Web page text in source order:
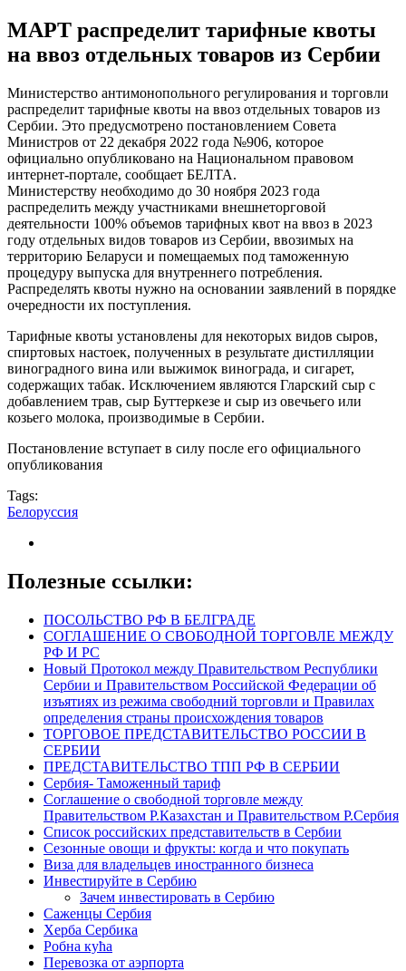
МАРТ распределит тарифные квоты
на ввоз отдельных товаров из Сербии
Министерство антимонопольного регулирования и торговли
распределит тарифные квоты на ввоз отдельных товаров из
Сербии. Это предусмотрено постановлением Совета
Министров от 22 декабря 2022 года №906, которое
официально опубликовано на Национальном правовом
интернет-портале, сообщает БЕЛТА.
Министерству необходимо до 30 ноября 2023 года
распределить между участниками внешнеторговой
деятельности 100% объемов тарифных квот на ввоз в 2023
году отдельных видов товаров из Сербии, ввозимых на
территорию Беларуси и помещаемых под таможенную
процедуру выпуска для внутреннего потребления.
Распределять квоты нужно на основании заявлений в порядке
очередности их поступления.
Тарифные квоты установлены для некоторых видов сыров,
спиртовых настоек, полученных в результате дистилляции
виноградного вина или выжимок винограда, и сигарет,
содержащих табак. Исключением являются Гларский сыр с
добавлением трав, сыр Буттеркезе и сыр из овечьего или
козьего молока, производимые в Сербии.
Постановление вступает в силу после его официального
опубликования
Tags:
Белоруссия
Полезные ссылки:
ПОСОЛЬСТВО РФ В БЕЛГРАДЕ
СОГЛАШЕНИЕ О СВОБОДНОЙ ТОРГОВЛЕ МЕЖДУ
РФ И РС
Новый Протокол между Правительством Республики
Сербии и Правительством Российской Федерации об
изъятиях из режима свободний торговли и Правилах
определения страны происхождения товаров
ТОРГОВОЕ ПРЕДСТАВИТЕЛЬСТВО РОССИИ В
СЕРБИИ
ПРЕДСТАВИТЕЛЬСТВО ТПП РФ В СЕРБИИ
Сербия- Таможенный тариф
Соглашение о свободной торговле между
Правительством Р.Казахстан и Правительством Р.Сербия
Список российских представительств в Сербии
Сезонные овощи и фрукты: когда и что покупать
Виза для владельцев иностранного бизнеса
Инвестируйте в Сербию
Зачем инвестировать в Сербию
Саженцы Сербия
Херба Сербика
Робна кућа
Перевозка от аэрпорта